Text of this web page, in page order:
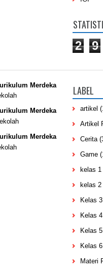
2 9
Merdeka
Merdeka
Merdeka
LABEL
artikel
Artikel
Cerita
Game
kelas 1
kelas 2
Kelas 3
Kelas 4
Kelas 5
Kelas 6
Materi